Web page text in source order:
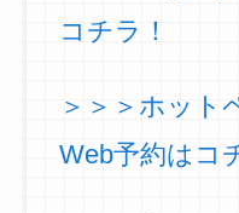
コチラ！
＞＞＞ホット
Web予約はコ